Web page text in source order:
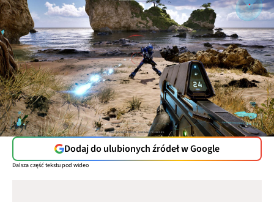
Dodaj do ulubionych źródeł w Google
Dalsza część tekstu pod wideo